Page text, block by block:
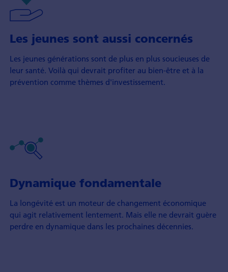
Les jeunes sont aussi concernés
Les jeunes générations sont de plus en plus soucieuses de
leur santé. Voilà qui devrait profiter au bien-être et à la
prévention comme thèmes d'investissement.
Dynamique fondamentale
La longévité est un moteur de change­ment économique
qui agit relative­ment lente­ment. Mais elle ne devrait guère
perdre en dynamique dans les prochaines décennies.